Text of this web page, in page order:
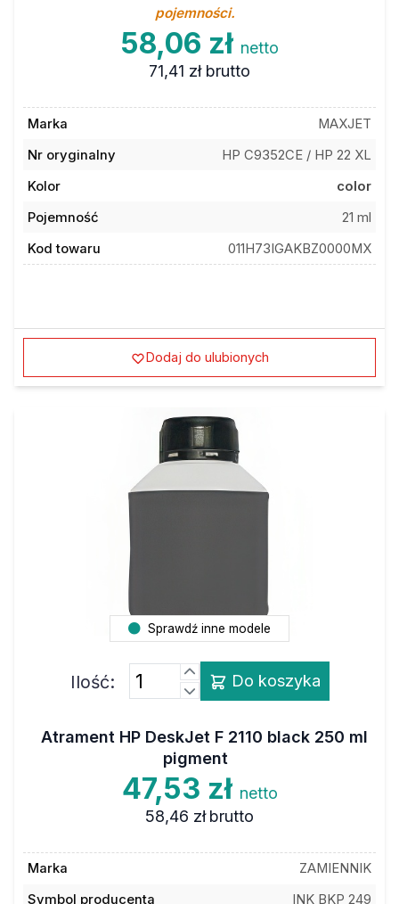
pojemności.
58,06 zł netto
71,41 zł brutto
Marka
MAXJET
Nr oryginalny
HP C9352CE / HP 22 XL
Kolor
color
Pojemność
21 ml
Kod towaru
011H73IGAKBZ0000MX
Dodaj do ulubionych
Sprawdź inne modele
Ilość: Do koszyka
Atrament HP DeskJet F 2110 black 250 ml
pigment
47,53 zł netto
58,46 zł brutto
Marka
ZAMIENNIK
Symbol producenta
INK BKP 249